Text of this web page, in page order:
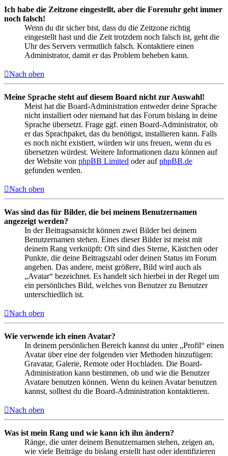
Ich habe die Zeitzone eingestellt, aber die Forenuhr geht immer
noch falsch!
Wenn du dir sicher bist, dass du die Zeitzone richtig
eingestellt hast und die Zeit trotzdem noch falsch ist, geht die
Uhr des Servers vermutlich falsch. Kontaktiere einen
Administrator, damit er das Problem beheben kann.
Nach oben
Meine Sprache steht auf diesem Board nicht zur Auswahl!
Meist hat die Board-Administration entweder deine Sprache
nicht installiert oder niemand hat das Forum bislang in deine
Sprache übersetzt. Frage ggf. einen Board-Administrator, ob
er das Sprachpaket, das du benötigst, installieren kann. Falls
es noch nicht existiert, würden wir uns freuen, wenn du es
übersetzen würdest. Weitere Informationen dazu können auf
der Website von phpBB Limited oder aufphpBB.de
gefunden werden.
Nach oben
Was sind das für Bilder, die bei meinem Benutzernamen
angezeigt werden?
In der Beitragsansicht können zwei Bilder bei deinem
Benutzernamen stehen. Eines dieser Bilder ist meist mit
deinem Rang verknüpft: Oft sind dies Sterne, Kästchen oder
Punkte, die deine Beitragszahl oder deinen Status im Forum
angeben. Das andere, meist größere, Bild wird auch als
„Avatar“ bezeichnet. Es handelt sich hierbei in der Regel um
ein persönliches Bild, welches von Benutzer zu Benutzer
unterschiedlich ist.
Nach oben
Wie verwende ich einen Avatar?
In deinem persönlichen Bereich kannst du unter „Profil“ einen
Avatar über eine der folgenden vier Methoden hinzufügen:
Gravatar, Galerie, Remote oder Hochladen. Die Board-
Administration kann bestimmen, ob und wie die Benutzer
Avatare benutzen können. Wenn du keinen Avatar benutzen
kannst, solltest du die Board-Administration kontaktieren.
Nach oben
Was ist mein Rang und wie kann ich ihn ändern?
Ränge, die unter deinem Benutzernamen stehen, zeigen an,
wie viele Beiträge du bislang erstellt hast oder identifizieren